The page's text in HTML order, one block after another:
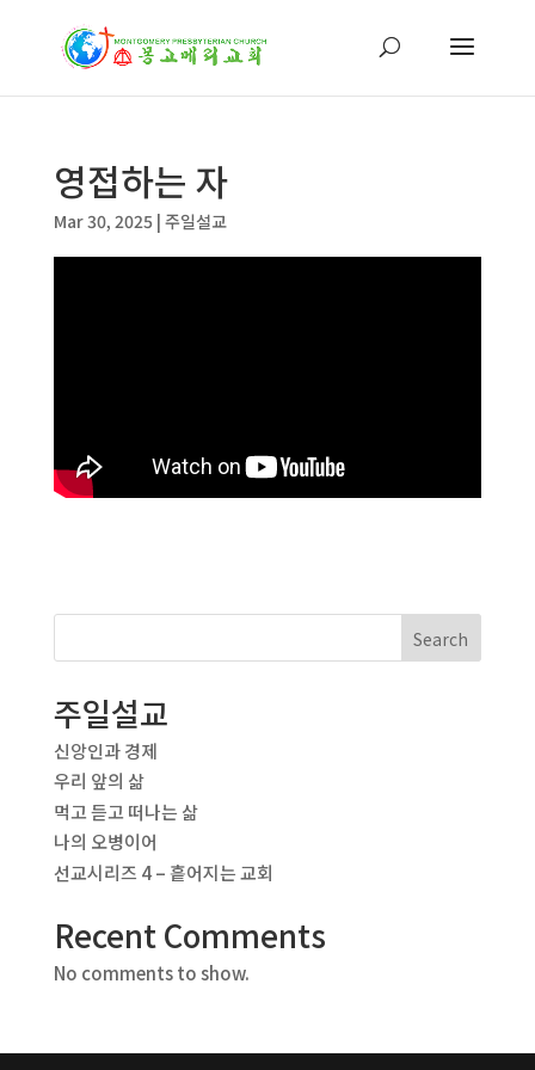
영접하는 자
Mar 30, 2025| 주일설교
Search
주일설교
신앙인과 경제
우리 앞의 삶
먹고 듣고 떠나는 삶
나의 오병이어
선교시리즈 4 – 흩어지는 교회
Recent Comments
No comments to show.